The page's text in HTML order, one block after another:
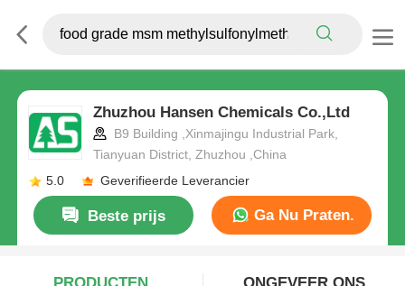
Zhuzhou Hansen Chemicals Co.,Ltd
B9 Building ,Xinmajingu Industrial Park,
Tianyuan District, Zhuzhou ,China
5.0
Geverifieerde Leverancier
Beste prijs Ga Nu Praten.